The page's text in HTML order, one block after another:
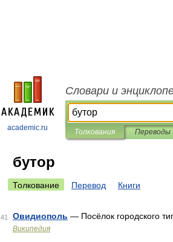
academic.ru
Словари и
Толкования Переводы
бутор
Толкование Перевод Книги
41 Овидиополь — Посёлок городского
Википедия